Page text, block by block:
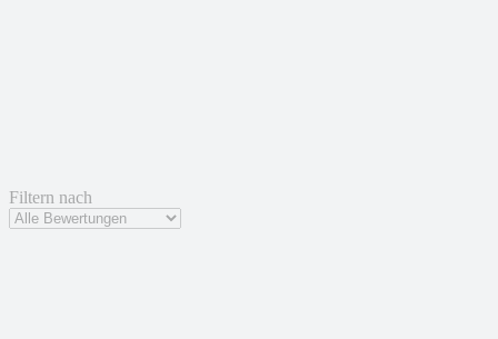
Filtern nach